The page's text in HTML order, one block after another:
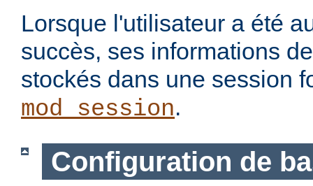
Lorsque l'utilisateur a été
succès, ses informations
stockés dans une session
mod_session.
Configuration de